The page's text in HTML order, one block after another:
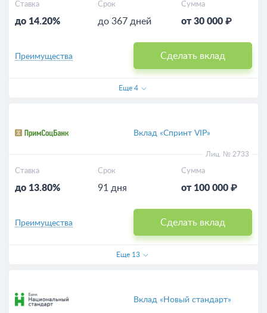
Ставка
до 14.20%
Срок
до 367 дней
Сумма
от 30 000 ₽
Сделать вклад
Преимущества
Еще 4
Вклад «Спринт VIP»
Лиц. № 2733
Ставка
до 13.80%
Срок
91 дня
Сумма
от 100 000 ₽
Сделать вклад
Преимущества
Еще 13
Вклад «Новый стандарт»